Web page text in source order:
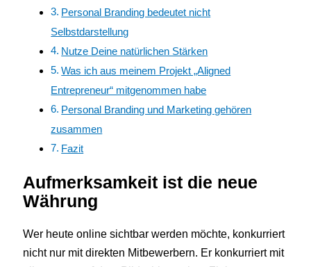
Personal Branding bedeutet nicht
Selbstdarstellung
Nutze Deine natürlichen Stärken
Was ich aus meinem Projekt „Aligned
Entrepreneur“ mitgenommen habe
Personal Branding und Marketing gehören
zusammen
Fazit
Aufmerksamkeit ist die neue
Währung
Wer heute online sichtbar werden möchte, konkurriert
nicht nur mit direkten Mitbewerbern. Er konkurriert mit